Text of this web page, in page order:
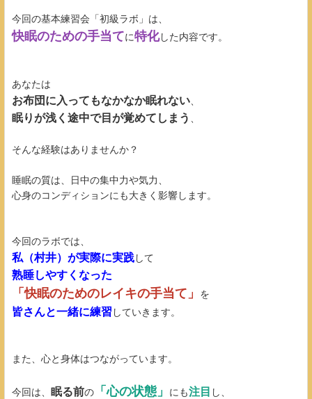
今回の基本練習会「初級ラボ」は、
快眠のための手当てに特化した内容です。
あなたは
お布団に入ってもなかなか眠れない
眠りが浅く途中で目が覚めてしまう
そんな経験はありませんか？
睡眠の質は、日中の集中力や気力、
心身のコンディションにも大きく影響します。
今回のラボでは、
私（村井）が実際に実践して
熟睡しやすくなった
「快眠のためのレイキの手当て」 を
皆さんと一緒に練習 していきます。
また、心と身体はつながっています。
今回は、 眠る前の 「心の状態」 にも注目 し、